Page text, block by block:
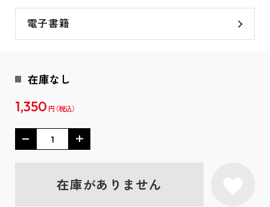
電子書籍
在庫なし
1,350 円
在庫がありません